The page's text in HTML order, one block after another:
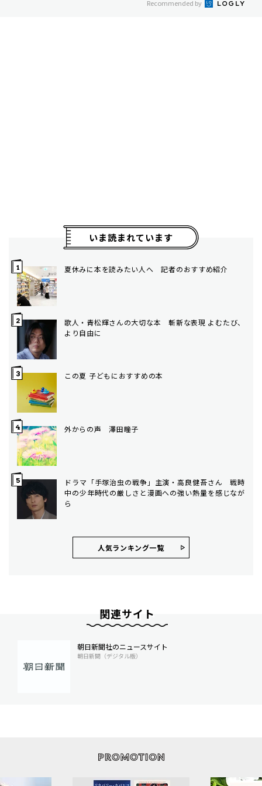
Recommended by
いま読まれています
夏休みに本を読みたい人へ 記者のおすすめ紹介
歌人・青松輝さんの大切な本 斬新な表現 よむたび、
より自由に
この夏 子どもにおすすめの本
外からの声 澤田瞳子
ドラマ「手塚治虫の戦争」主演・高良健吾さん 戦時
中の少年時代の厳しさと漫画への強い熱量を感じなが
ら
人気ランキング⼀覧
関連サイト
朝日新聞社のニュースサイト
朝日新聞（デジタル版）